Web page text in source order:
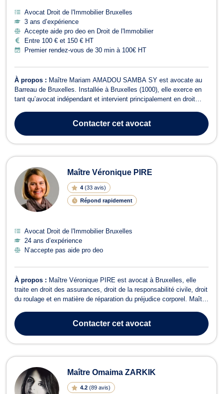
Avocat Droit de l'Immobilier Bruxelles
3 ans d’expérience
Accepte aide pro deo en Droit de l'Immobilier
Entre 100 € et 150 € HT
Premier rendez-vous de 30 min à 100€ HT
À propos : Maître Mariam AMADOU SAMBA SY est avocate au
Barreau de Bruxelles. Installée à Bruxelles (1000), elle exerce en
tant qu’avocat indépendant et intervient principalement en droit
et permis de conduire, et droit pénal. Avocat vérifié, elle propose
un accom...
Contactercet avocat
Maître Véronique PIRE
4 (33 avis)
Répond rapidement
Avocat Droit de l'Immobilier Bruxelles
24 ans d’expérience
N’accepte pas aide pro deo
À propos : Maître Véronique PIRE est avocat à Bruxelles, elle
traite en droit des assurances, droit de la responsabilité civile, droit
du roulage et en matière de réparation du préjudice corporel. Maître
assurances tel que l’assurance des responsabilités, l’assurance
des acciden...
Contactercet avocat
Maître Omaima ZARKIK
4.2 (89 avis)